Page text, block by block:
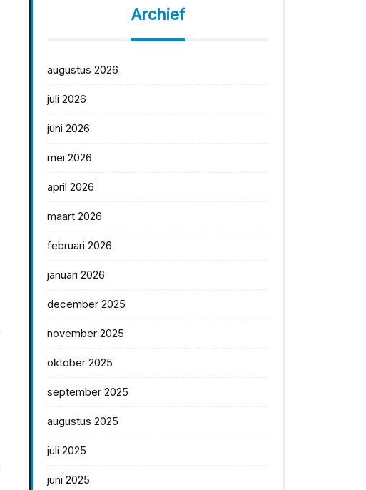
Archief
augustus 2026
juli 2026
juni 2026
mei 2026
april 2026
maart 2026
februari 2026
januari 2026
december 2025
november 2025
oktober 2025
september 2025
augustus 2025
juli 2025
juni 2025